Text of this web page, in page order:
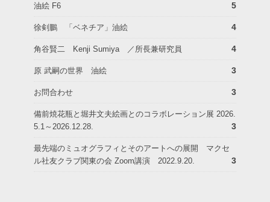
油絵 F6
5
徐剣鵬 「ベネチア」油絵 4
角谷賢二 Kenji Sumiya ／所長兼研究員 4
原 武嗣の世界 油絵 3
お問合わせ 3
備前焼花瓶と堀井文夫絵画とのコラボレーション展 2026.
5.1～2026.12.28.
3
最先端のミュオグラフィとそのアートへの展開 マクセ
ル社友クラブ関東の会 Zoom講演 2022.9.20.
3